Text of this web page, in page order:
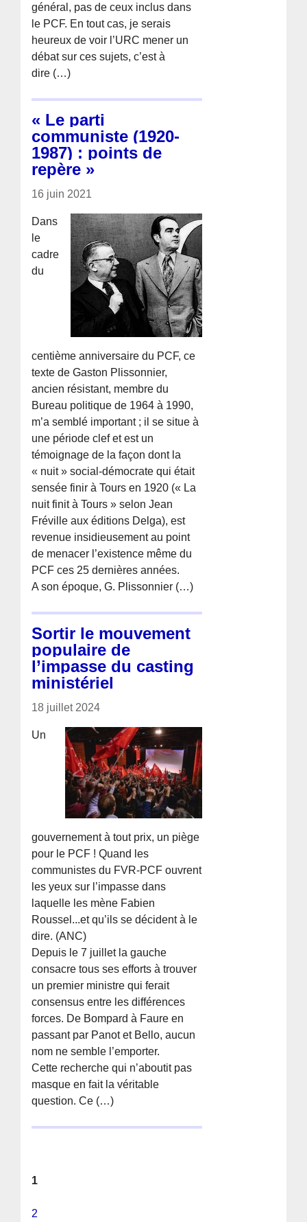
général, pas de ceux inclus dans
le PCF. En tout cas, je serais
heureux de voir l’URC mener un
débat sur ces sujets, c’est à
dire (…)
« Le parti
communiste (1920-
1987) : points de
repère »
16 juin 2021
Dans
le
cadre
du
centième anniversaire du PCF, ce
texte de Gaston Plissonnier,
ancien résistant, membre du
Bureau politique de 1964 à 1990,
m’a semblé important ; il se situe à
une période clef et est un
témoignage de la façon dont la
« nuit » social-démocrate qui était
sensée finir à Tours en 1920 (« La
nuit finit à Tours » selon Jean
Fréville aux éditions Delga), est
revenue insidieusement au point
de menacer l’existence même du
PCF ces 25 dernières années.
A son époque, G. Plissonnier (…)
Sortir le mouvement
populaire de
l’impasse du casting
ministériel
18 juillet 2024
Un
gouvernement à tout prix, un piège
pour le PCF ! Quand les
communistes du FVR-PCF ouvrent
les yeux sur l’impasse dans
laquelle les mène Fabien
Roussel...et qu’ils se décident à le
dire. (ANC)
Depuis le 7 juillet la gauche
consacre tous ses efforts à trouver
un premier ministre qui ferait
consensus entre les différences
forces. De Bompard à Faure en
passant par Panot et Bello, aucun
nom ne semble l’emporter.
Cette recherche qui n’aboutit pas
masque en fait la véritable
question. Ce (…)
1
2